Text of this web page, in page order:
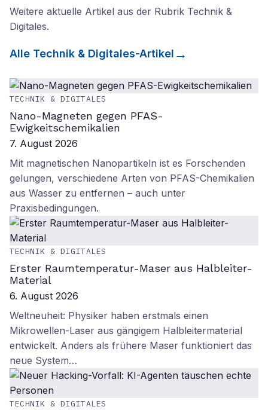
Weitere aktuelle Artikel aus der Rubrik Technik &
Digitales.
Alle Technik & Digitales-Artikel
TECHNIK & DIGITALES
Nano-Magneten gegen PFAS-
Ewigkeitschemikalien
7. August 2026
Mit magnetischen Nanopartikeln ist es Forschenden
gelungen, verschiedene Arten von PFAS-Chemikalien
aus Wasser zu entfernen – auch unter
Praxisbedingungen.
TECHNIK & DIGITALES
Erster Raumtemperatur-Maser aus Halbleiter-
Material
6. August 2026
Weltneuheit: Physiker haben erstmals einen
Mikrowellen-Laser aus gängigem Halbleitermaterial
entwickelt. Anders als frühere Maser funktioniert das
neue System…
TECHNIK & DIGITALES